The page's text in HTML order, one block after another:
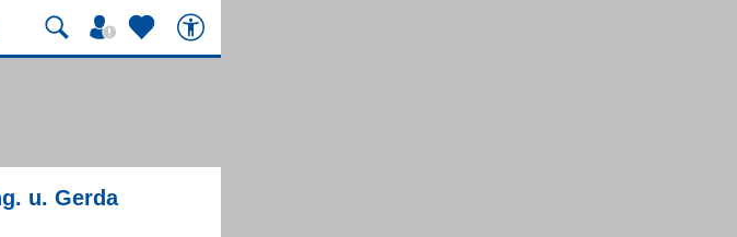
u. Gerda